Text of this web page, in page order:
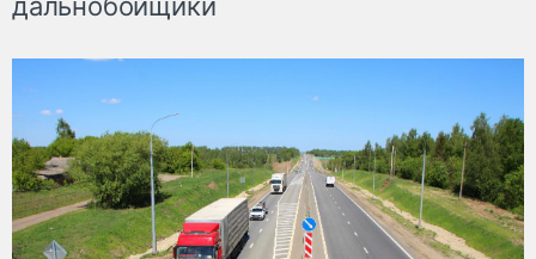
дальнобойщики